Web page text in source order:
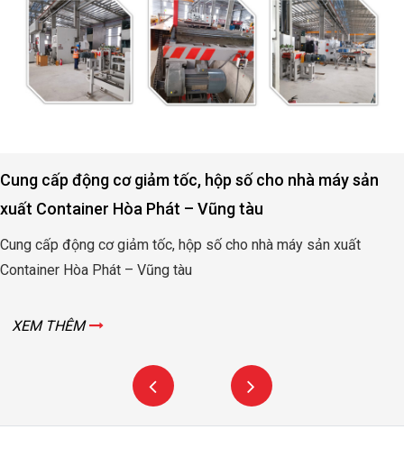
Cung cấp động cơ giảm tốc, hộp số cho nhà máy sản
xuất Container Hòa Phát – Vũng tàu
Cung cấp động cơ giảm tốc, hộp số cho nhà máy sản xuất
Container Hòa Phát – Vũng tàu
XEM THÊM